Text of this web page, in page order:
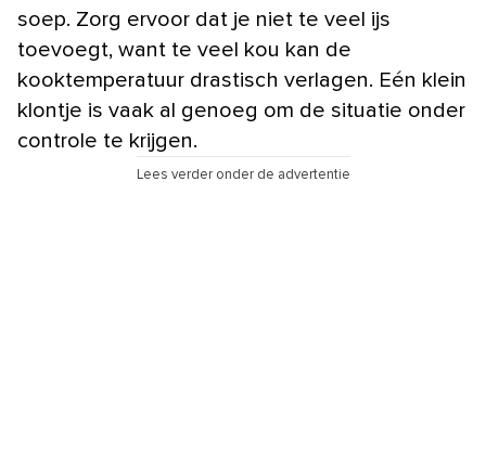
soep. Zorg ervoor dat je niet te veel ijs
toevoegt, want te veel kou kan de
kooktemperatuur drastisch verlagen. Eén klein
klontje is vaak al genoeg om de situatie onder
controle te krijgen.
Lees verder onder de advertentie